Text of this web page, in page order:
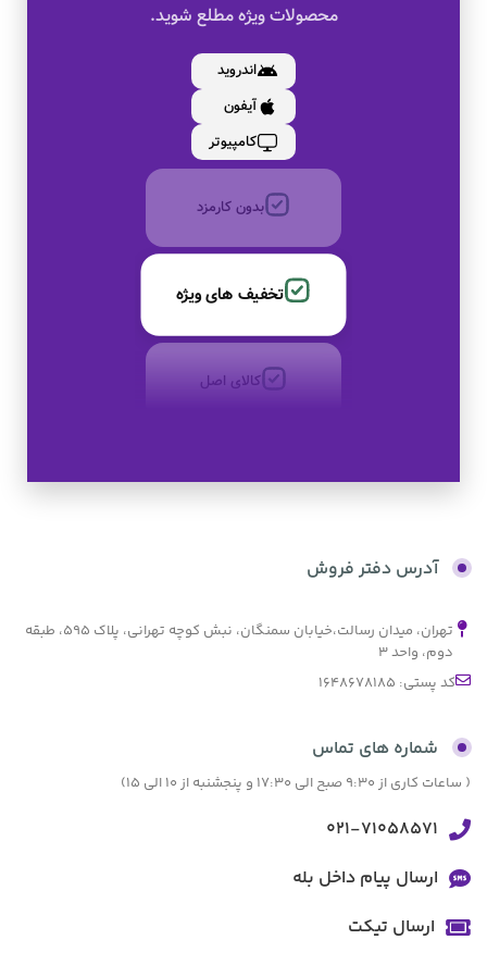
محصولات ویژه مطلع شوید.
اندروید
آیفون
کامپیوتر
کالای اصل
به صورت اقساط
بدون کارمزد
تخفیف های ویژه
کالای اصل
آدرس دفتر فروش
تهران، میدان رسالت،خیابان سمنگان، نبش کوچه تهرانی، پلاک ۵۹۵، طبقه
دوم، واحد ۳
کد پستی: 1648678185
شماره های تماس
( ساعات کاری از 9:30 صبح الی 17:30 و پنجشنبه از 10 الی 15)
021-71058571
ارسال پیام داخل بله
ارسال تیکت